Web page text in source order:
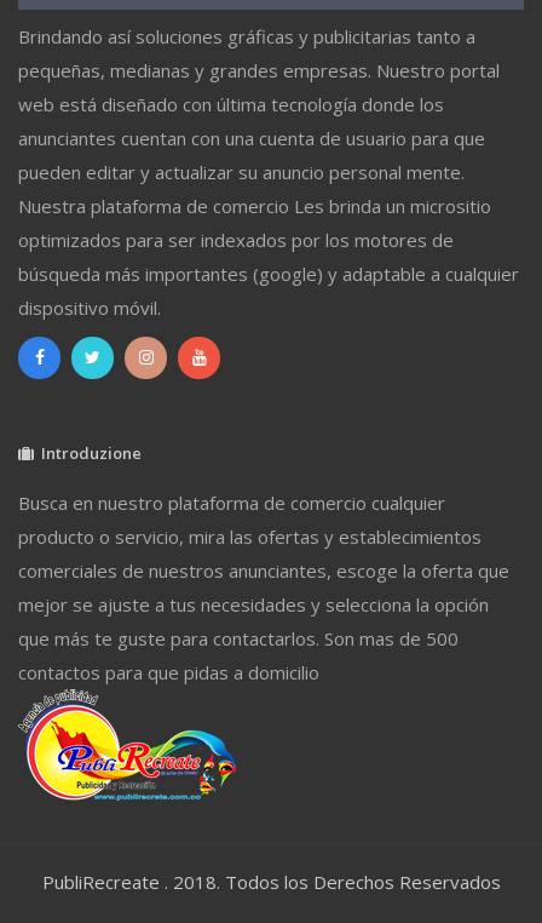
Brindando así soluciones gráficas y publicitarias tanto a
pequeñas, medianas y grandes empresas. Nuestro portal
web está diseñado con última tecnología donde los
anunciantes cuentan con una cuenta de usuario para que
pueden editar y actualizar su anuncio personal mente.
Nuestra plataforma de comercio Les brinda un micrositio
optimizados para ser indexados por los motores de
búsqueda más importantes (google) y adaptable a cualquier
dispositivo móvil.
Introduzione
Busca en nuestro plataforma de comercio cualquier
producto o servicio, mira las ofertas y establecimientos
comerciales de nuestros anunciantes, escoge la oferta que
mejor se ajuste a tus necesidades y selecciona la opción
que más te guste para contactarlos. Son mas de 500
contactos para que pidas a domicilio
PubliRecreate . 2018. Todos los Derechos Reservados